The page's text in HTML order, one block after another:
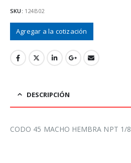
SKU: 124B02
Agregar a la cotización
DESCRIPCIÓN
CODO 45 MACHO HEMBRA NPT 1/8